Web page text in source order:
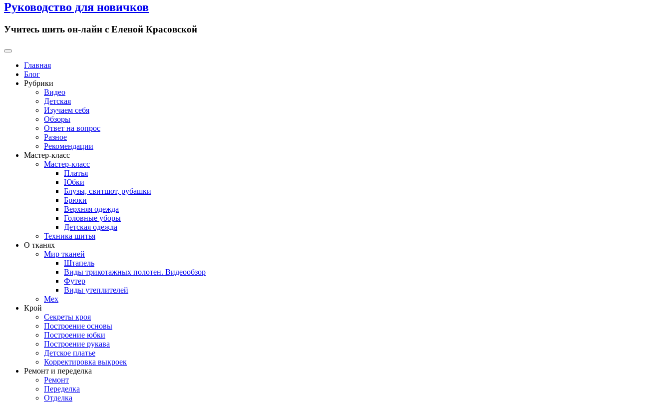
Руководство для новичков
Учитесь шить он-лайн с Еленой Красовской
Primary
Главная
Блог
Рубрики
Видео
Детская
Изучаем себя
Обзоры
Ответ на вопрос
Разное
Рекомендации
Мастер-класс
Мастер-класс
Платья
Юбки
Блузы, свитшот, рубашки
Брюки
Верхняя одежда
Головные уборы
Детская одежда
Техника шитья
О тканях
Мир тканей
Штапель
Виды трикотажных полотен. Видеообзор
Футер
Виды утеплителей
Мех
Крой
Секреты кроя
Построение основы
Построение юбки
Построение рукава
Детское платье
Корректировка выкроек
Ремонт и переделка
Ремонт
Переделка
Отделка